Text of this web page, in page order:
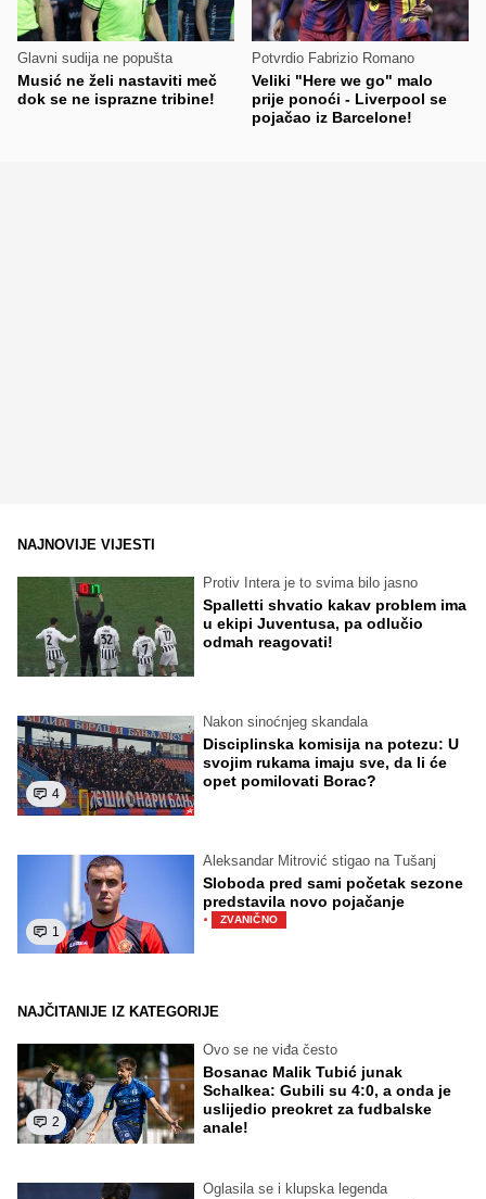
Glavni sudija ne popušta
Musić ne želi nastaviti meč
dok se ne isprazne tribine!
Potvrdio Fabrizio Romano
Veliki "Here we go" malo
prije ponoći - Liverpool se
pojačao iz Barcelone!
NAJNOVIJE VIJESTI
Protiv Intera je to svima bilo jasno
Spalletti shvatio kakav problem ima
u ekipi Juventusa, pa odlučio
odmah reagovati!
4
Nakon sinoćnjeg skandala
Disciplinska komisija na potezu: U
svojim rukama imaju sve, da li će
opet pomilovati Borac?
1
Aleksandar Mitrović stigao na Tušanj
Sloboda pred sami početak sezone
predstavila novo pojačanje
· ZVANIČNO
NAJČITANIJE IZ KATEGORIJE
2
Ovo se ne viđa često
Bosanac Malik Tubić junak
Schalkea: Gubili su 4:0, a onda je
uslijedio preokret za fudbalske
anale!
Oglasila se i klupska legenda